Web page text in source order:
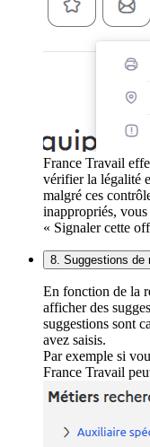
France Travail
vérifier la légalité
malgré ces
inappropriés,
« Signaler cette
8. Suggestions de
En fonction de la
afficher des
suggestions sont
avez saisis.
Par exemple si
France Travail